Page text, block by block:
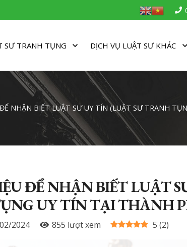
SƯ TRANH TỤNG DỊCH VỤ LUẬT SƯ KHÁC
NHẬN BIẾT LUẬT SƯ UY TÍN (LUẬT SƯ TRANH
ĐỂ NHẬN BIẾT LUẬT
UY TÍN TẠI THÀNH
2024 855 lượt xem 5 (2)